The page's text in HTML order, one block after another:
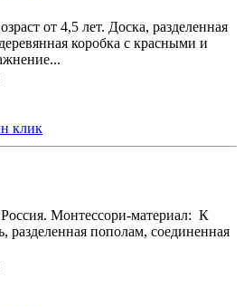
от 4,5 лет. Доска, разделенная
коробка с красными и
клик
Монтессори-материал: К
разделенная пополам, соединенная